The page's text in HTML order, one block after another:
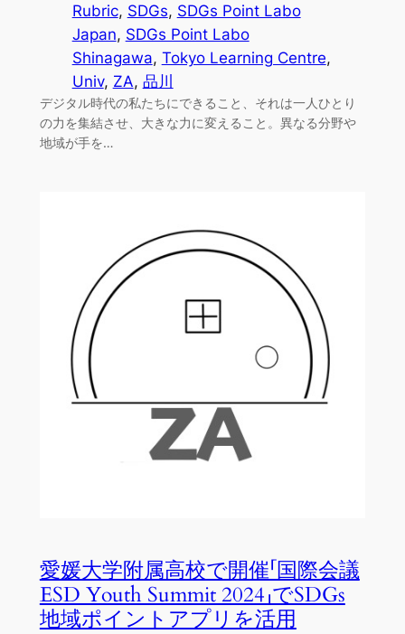
Rubric, SDGs, SDGs Point Labo
Japan, SDGs Point Labo
Shinagawa, Tokyo Learning Centre
Univ, ZA, 品川
デジタル時代の私たちにできること、それは一人ひとり
の力を集結させ、大きな力に変えること。異なる分野や
地域が手を…
愛媛大学附属高校で開催「国際会議
ESD Youth Summit 2024」でSDGs
地域ポイントアプリを活用